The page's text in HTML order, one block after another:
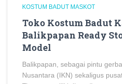
KOSTUM BADUT MASKOT
Toko Kostum Badut
Balikpapan Ready
Model
Balikpapan, sebagai pintu
Nusantara (IKN) sekaligus